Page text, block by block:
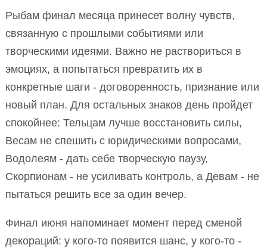
Рыбам финал месяца принесет волну чувств,
связанную с прошлыми событиями или
творческими идеями. Важно не раствориться в
эмоциях, а попытаться превратить их в
конкретные шаги - договоренность, признание или
новый план. Для остальных знаков день пройдет
спокойнее: Тельцам лучше восстановить силы,
Весам не спешить с юридическими вопросами,
Водолеям - дать себе творческую паузу,
Скорпионам - не усиливать контроль, а Девам - не
пытаться решить все за один вечер.
Финал июня напоминает момент перед сменой
декораций: у кого-то появится шанс, у кого-то -